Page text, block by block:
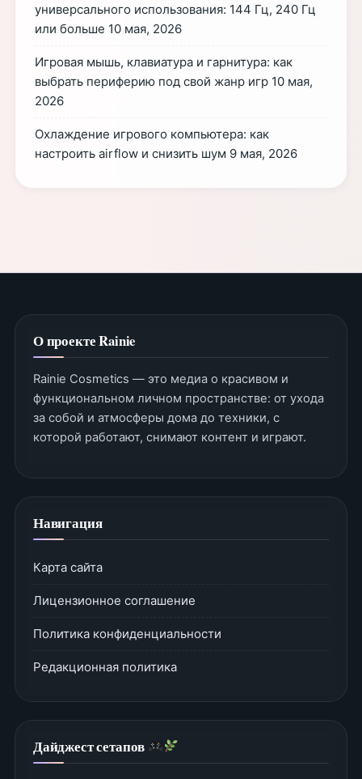
универсального использования: 144 Гц, 240 Гц
или больше 10 мая, 2026
Игровая мышь, клавиатура и гарнитура: как
выбрать периферию под свой жанр игр 10 мая,
2026
Охлаждение игрового компьютера: как
настроить airflow и снизить шум 9 мая, 2026
О проекте Rainie
Rainie Cosmetics — это медиа о красивом и
функциональном личном пространстве: от ухода
за собой и атмосферы дома до техники, с
которой работают, снимают контент и играют.
Навигация
Карта сайта
Лицензионное соглашение
Политика конфиденциальности
Редакционная политика
Дайджест сетапов